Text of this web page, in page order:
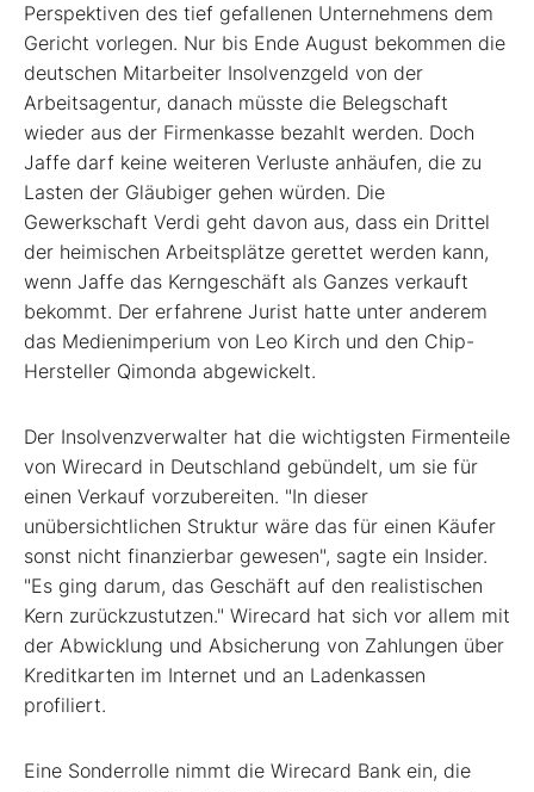
Perspektiven des tief gefallenen Unternehmens dem
Gericht vorlegen. Nur bis Ende August bekommen die
deutschen Mitarbeiter Insolvenzgeld von der
Arbeitsagentur, danach müsste die Belegschaft
wieder aus der Firmenkasse bezahlt werden. Doch
Jaffe darf keine weiteren Verluste anhäufen, die zu
Lasten der Gläubiger gehen würden. Die
Gewerkschaft Verdi geht davon aus, dass ein Drittel
der heimischen Arbeitsplätze gerettet werden kann,
wenn Jaffe das Kerngeschäft als Ganzes verkauft
bekommt. Der erfahrene Jurist hatte unter anderem
das Medienimperium von Leo Kirch und den Chip-
Hersteller Qimonda abgewickelt.
Der Insolvenzverwalter hat die wichtigsten Firmenteile
von Wirecard in Deutschland gebündelt, um sie für
einen Verkauf vorzubereiten. "In dieser
unübersichtlichen Struktur wäre das für einen Käufer
sonst nicht finanzierbar gewesen", sagte ein Insider.
"Es ging darum, das Geschäft auf den realistischen
Kern zurückzustutzen." Wirecard hat sich vor allem mit
der Abwicklung und Absicherung von Zahlungen über
Kreditkarten im Internet und an Ladenkassen
profiliert.
Eine Sonderrolle nimmt die Wirecard Bank ein, die